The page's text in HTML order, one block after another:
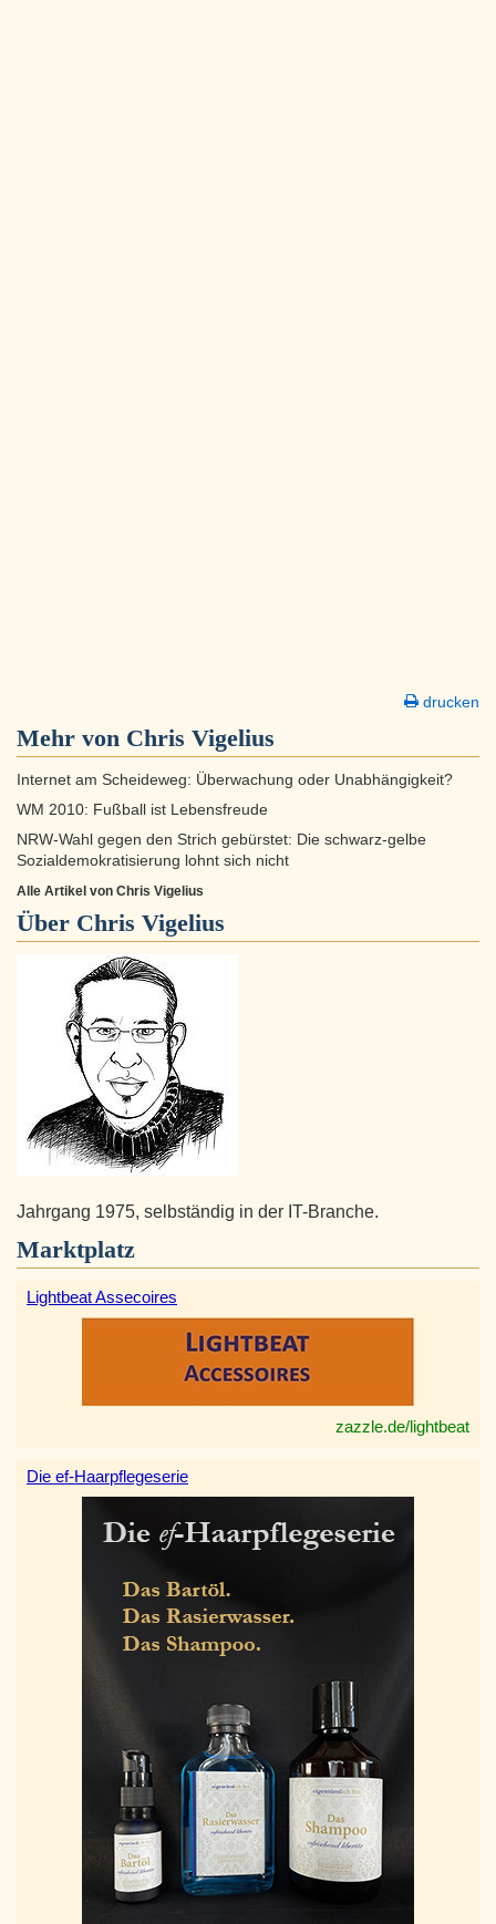
drucken
Mehr von Chris Vigelius
Internet am Scheideweg: Überwachung oder Unabhängigkeit?
WM 2010: Fußball ist Lebensfreude
NRW-Wahl gegen den Strich gebürstet: Die schwarz-gelbe
Sozialdemokratisierung lohnt sich nicht
Alle Artikel von Chris Vigelius
Über Chris Vigelius
Jahrgang 1975, selbständig in der IT-Branche.
Marktplatz
Lightbeat Assecoires
zazzle.de/lightbeat
Die ef-Haarpflegeserie